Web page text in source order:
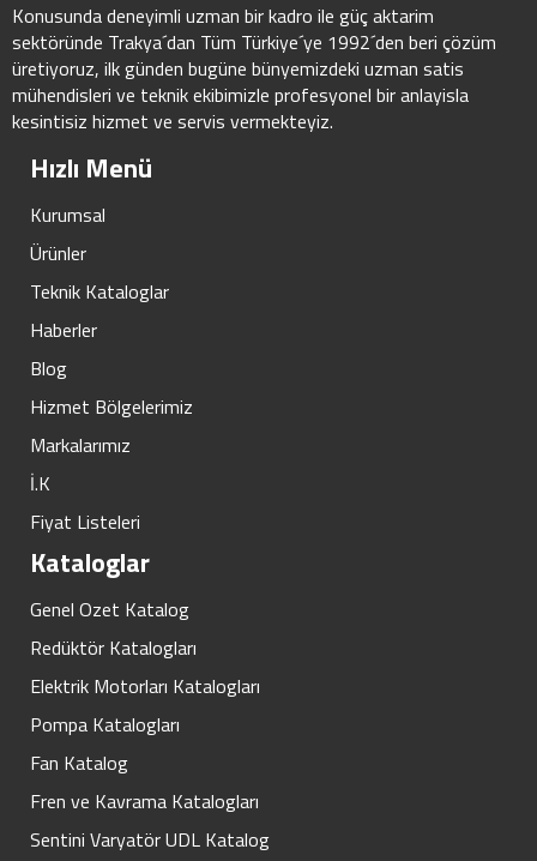
Konusunda deneyimli uzman bir kadro ile güç aktarim
sektöründe Trakya´dan Tüm Türkiye´ye 1992´den beri çözüm
üretiyoruz, ilk günden bugüne bünyemizdeki uzman satis
mühendisleri ve teknik ekibimizle profesyonel bir anlayisla
kesintisiz hizmet ve servis vermekteyiz.
Hızlı Menü
Kurumsal
Ürünler
Teknik Kataloglar
Haberler
Blog
Hizmet Bölgelerimiz
Markalarımız
İ.K
Fiyat Listeleri
Kataloglar
Genel Ozet Katalog
Redüktör Katalogları
Elektrik Motorları Katalogları
Pompa Katalogları
Fan Katalog
Fren ve Kavrama Katalogları
Sentini Varyatör UDL Katalog